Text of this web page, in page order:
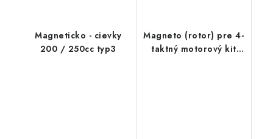
Magneticko - cievky
200 / 250cc typ3
Magneto (rotor) pre 4-
taktný motorový kit